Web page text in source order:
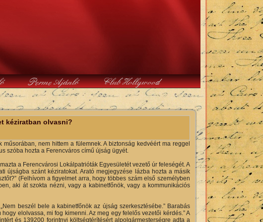
Perme Ajánló Club Hollywood
kéziratban olvasni?
nem hittem a fülemnek. A biztonság kedvéért ma reggel
szóba hozta a Ferencváros című újság ügyét.
a Ferencvárosi Lokálpatrióták Egyesületét vezető úr feleségét. A
újságba szánt kéziratokat. Arató megjegyzése lázba hozta a másik
(Felhívom a figyelmet arra, hogy többes szám első személyben
aki át szokta nézni, vagy a kabinetfőnök, vagy a kommunikációs
beszél bele a kabinetfőnök az újság szerkesztésébe.” Barabás
elolvassa, mi fog kimenni. Az meg egy felelős vezetői kérdés.” A
és 139200 forintnyi költségtérítésért alpolgármesterségre adta a